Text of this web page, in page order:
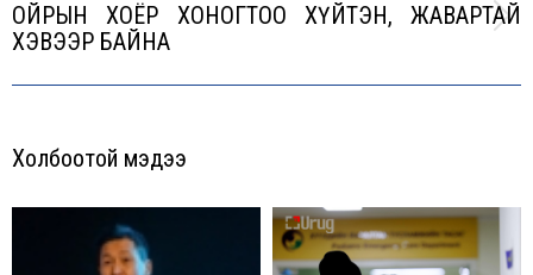
Next
ОЙРЫН ХОЁР ХОНОГТОО ХҮЙТЭН, ЖАВАРТАЙ
ХЭВЭЭР БАЙНА
Холбоотой мэдээ